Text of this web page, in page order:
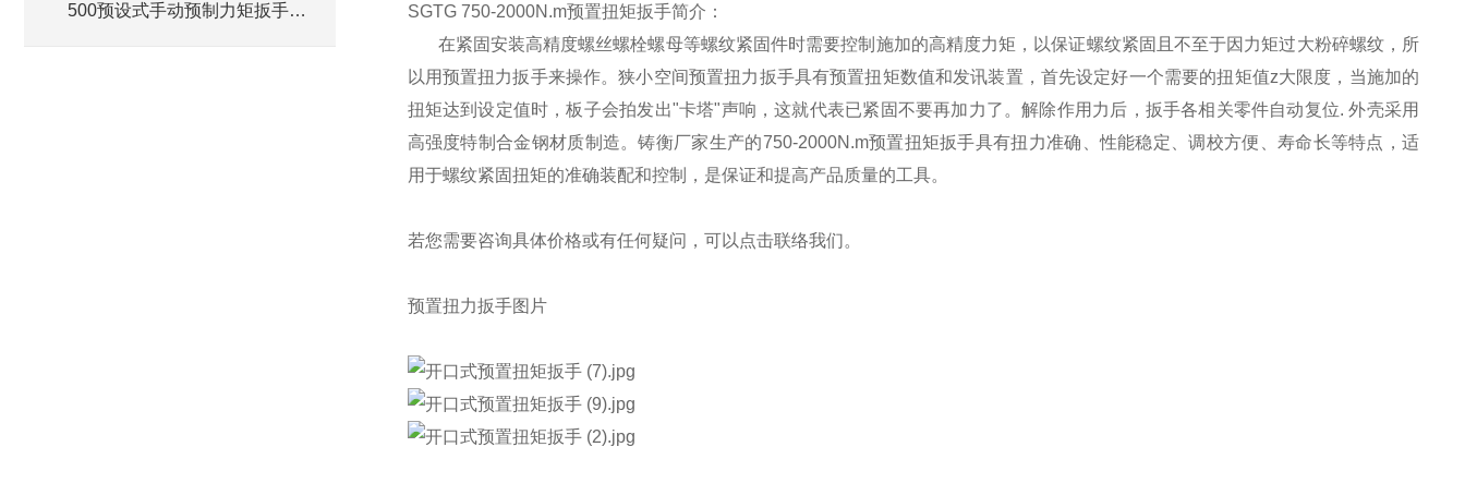
500预设式手动预制力矩扳手价
SGTG 750-2000N.m预置扭矩扳手简介：
在紧固安装高精度螺丝螺栓螺母等螺纹紧固件时需要控制施加的高精度力矩，以保证螺纹紧固且不至于因力矩过大粉碎螺纹，所
以用预置扭力扳手来操作。狭小空间预置扭力扳手具有预置扭矩数值和发讯装置，首先设定好一个需要的扭矩值z大限度，当施加的
扭矩达到设定值时，板子会拍发出"卡塔"声响，这就代表已紧固不要再加力了。解除作用力后，扳手各相关零件自动复位.外壳采用
高强度特制合金钢材质制造。铸衡厂家生产的750-2000N.m预置扭矩扳手具有扭力准确、性能稳定、调校方便、寿命长等特点，适
用于螺纹紧固扭矩的准确装配和控制，是保证和提高产品质量的工具。
若您需要咨询具体价格或有任何疑问，可以点击联络我们。
预置扭力扳手图片